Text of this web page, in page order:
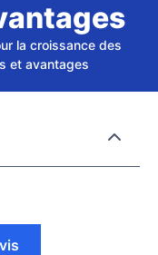
la croissance des
et avantages